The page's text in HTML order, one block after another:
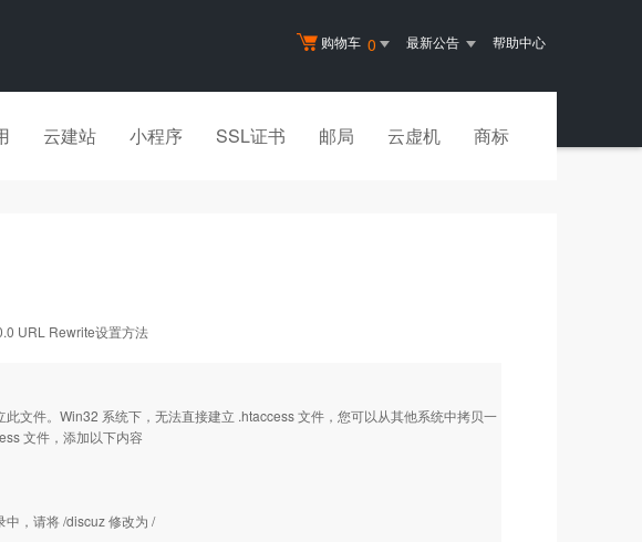
购物车 0 最新公告 帮助中心
云建站 小程序 SSL证书 邮局 云虚机 商标
URL Rewrite设置方法
文件。Win32 系统下，无法直接建立 .htaccess 文件，您可以从其他系统中拷贝一
文件，添加以下内容
，请将 /discuz 修改为 /